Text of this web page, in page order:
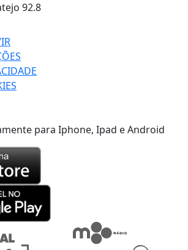
92.8
para Iphone, Ipad e Android